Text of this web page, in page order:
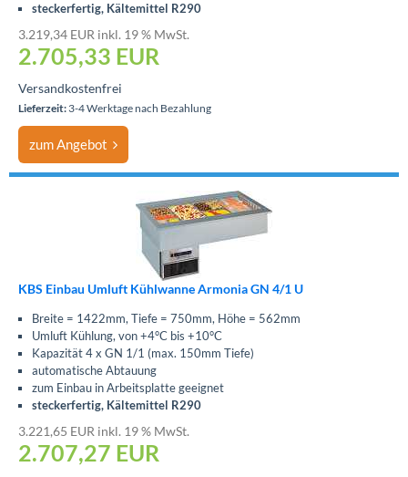
steckerfertig, Kältemittel R290
3.219,34 EUR inkl. 19 % MwSt.
2.705,33 EUR
Versandkostenfrei
Lieferzeit: 3-4 Werktage nach Bezahlung
zum Angebot
KBS Einbau Umluft Kühlwanne Armonia GN 4/1 U
Breite = 1422mm, Tiefe = 750mm, Höhe = 562mm
Umluft Kühlung, von +4°C bis +10°C
Kapazität 4 x GN 1/1 (max. 150mm Tiefe)
automatische Abtauung
zum Einbau in Arbeitsplatte geeignet
steckerfertig, Kältemittel R290
3.221,65 EUR inkl. 19 % MwSt.
2.707,27 EUR